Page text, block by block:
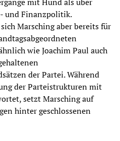
mit Hund als über
und Finanzpolitik.
Marsching aber bereits für
wie Joachim Paul auch
der Partei. Während
der Parteistrukturen mit
setzt Marsching auf
hinter geschlossenen